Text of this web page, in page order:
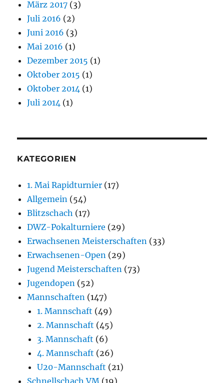
März 2017 (3)
Juli 2016 (2)
Juni 2016 (3)
Mai 2016 (1)
Dezember 2015 (1)
Oktober 2015 (1)
Oktober 2014 (1)
Juli 2014 (1)
KATEGORIEN
1. Mai Rapidturnier (17)
Allgemein (54)
Blitzschach (17)
DWZ-Pokalturniere (29)
Erwachsenen Meisterschaften (33)
Erwachsenen-Open (29)
Jugend Meisterschaften (73)
Jugendopen (52)
Mannschaften (147)
1. Mannschaft (49)
2. Mannschaft (45)
3. Mannschaft (6)
4. Mannschaft (26)
U20-Mannschaft (21)